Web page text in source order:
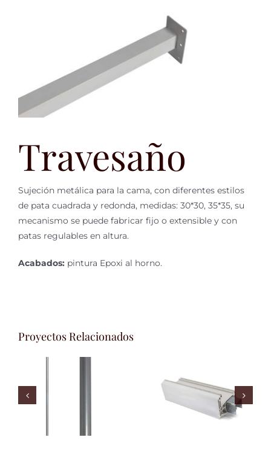
Travesaño
Sujeción metálica para la cama, con diferentes estilos
de pata cuadrada y redonda, medidas: 30*30, 35*35, su
mecanismo se puede fabricar fijo o extensible y con
patas regulables en altura.
Acabados:pintura Epoxi al horno.
Proyectos Relacionados